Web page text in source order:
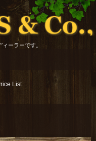
ーラーです。
List